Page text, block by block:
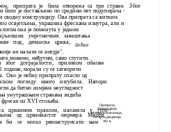
припрата је била отворена са три стране. Због
било је постављено по средини пет подупирача -
сводну конструкцију. Ова припрата са витким
освјетљена, украшена фрескамаизнутра, али и
она је поменута у једном
умјетничких завештања
под, дечанска црква,
пећке
не налази се нигдје".
можемо, међутим, само слутити.
дотрајалости, приликом обнове
године, морали су се затворити
је пећку припрату спасло од
погледу много изгубила. Напори
да битно измјене неугледност
унутрашњим странама зидића
из XVI стољећа.
праксом, налазила у југо-
од црвенкастог мермера. Многи
би се могао реконструисати њен
Припрата,
Богородица
Млекопитателница,
четврта деценија
XIV в.